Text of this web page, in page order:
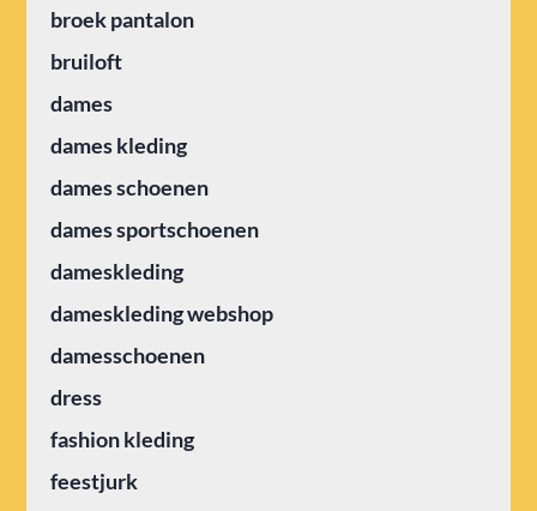
broek pantalon
bruiloft
dames
dames kleding
dames schoenen
dames sportschoenen
dameskleding
dameskleding webshop
damesschoenen
dress
fashion kleding
feestjurk